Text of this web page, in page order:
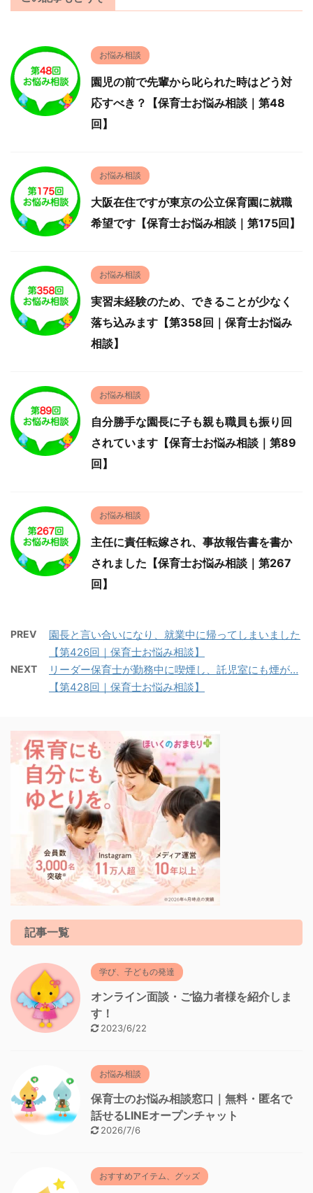
お悩み相談
園児の前で先輩から叱られた時はどう対
応すべき？【保育士お悩み相談｜第48
回】
お悩み相談
大阪在住ですが東京の公立保育園に就職
希望です【保育士お悩み相談｜第175回】
お悩み相談
実習未経験のため、できることが少なく
落ち込みます【第358回｜保育士お悩み
相談】
お悩み相談
自分勝手な園長に子も親も職員も振り回
されています【保育士お悩み相談｜第89
回】
お悩み相談
主任に責任転嫁され、事故報告書を書か
されました【保育士お悩み相談｜第267
回】
PREV
園長と言い合いになり、就業中に帰ってしまいました
【第426回｜保育士お悩み相談】
NEXT
リーダー保育士が勤務中に喫煙し、託児室にも煙が…
【第428回｜保育士お悩み相談】
記事一覧
学び、子どもの発達
オンライン面談・ご協力者様を紹介しま
す！
2023/6/22
お悩み相談
保育士のお悩み相談窓口｜無料・匿名で
話せるLINEオープンチャット
2026/7/6
おすすめアイテム、グッズ